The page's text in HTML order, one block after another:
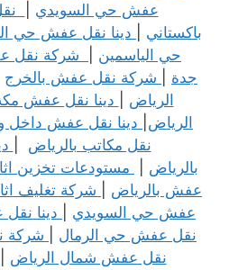
عفش حي السويدي
باكستاني
دينا نقل عفش حي
حي الياسمين
شركة نقل
جدة
شركة نقل عفش بالخرج
الرياض
دينا نقل عفش
الرياض
دينا نقل عفش داخل
نقل مكاتب بالرياض
بالرياض
مستودعات تخزين
عفش بالرياض
شركة تغليف
عفش حي السويدي
دينا
نقل عفش حي الرمال
شركة
نقل عفش شمال الرياض